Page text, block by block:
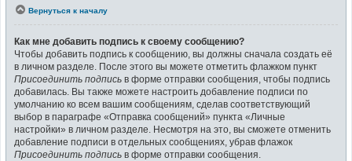
Вернуться к началу
Как мне добавить подпись к своему сообщению?
Чтобы добавить подпись к сообщению, вы должны сначала создать её
в личном разделе. После этого вы можете отметить флажком пункт
Присоединить подпись в форме отправки сообщения, чтобы подпись
добавилась. Вы также можете настроить добавление подписи по
умолчанию ко всем вашим сообщениям, сделав соответствующий
выбор в параграфе «Отправка сообщений» пункта «Личные
настройки» в личном разделе. Несмотря на это, вы сможете отменить
добавление подписи в отдельных сообщениях, убрав флажок
Присоединить подпись в форме отправки сообщения.